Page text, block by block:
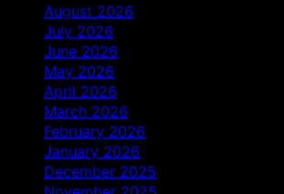
August 2026
July 2026
June 2026
May 2026
April 2026
March 2026
February 2026
January 2026
December 2025